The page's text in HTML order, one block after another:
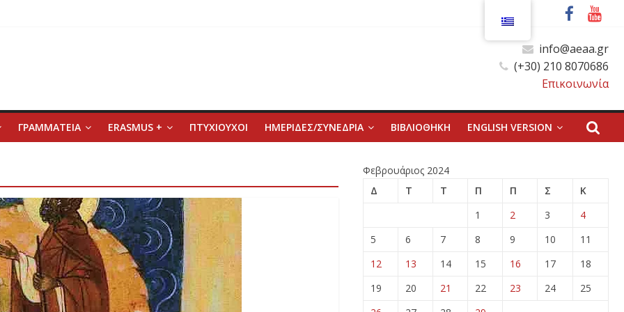
info@aeaa.gr
(+30) 210 8070686
Επικοινωνία
ΓΡΑΜΜΑΤΕΙΑ ERASMUS + ΠΤΥΧΙΟΥΧΟΙ ΗΜΕΡΙΔΕΣ/ΣΥΝΕΔΡΙΑ ΒΙΒΛΙΟΘΗΚΗ ENGLISH VERSION
Φεβρουάριος 2024
Δ
Τ Τ Π Π Σ
Κ
1
2 3
4
5
6 7 8 9 10
11
12
13 14 15 16 17
18
19
20 21 22 23 24
25